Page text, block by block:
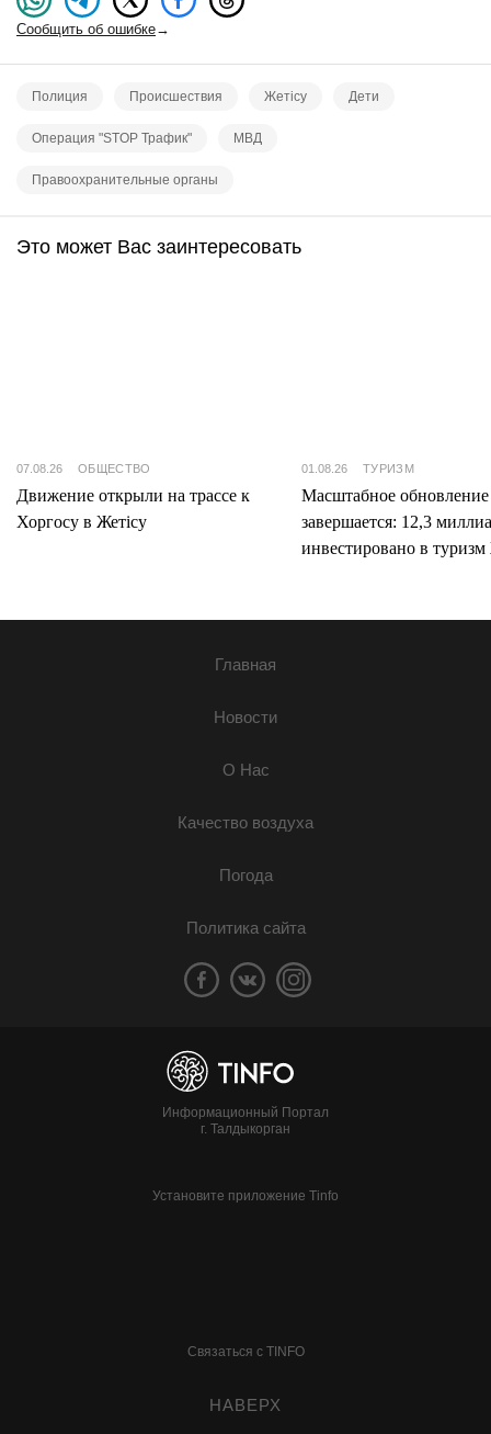
Сообщить об ошибке→
Полиция Происшествия Жетісу Дети
Операция "STOP Трафик" МВД
Правоохранительные органы
Это может Вас заинтересовать
07.08.26 ОБЩЕСТВО
Движение открыли на трассе к
Хоргосу в Жетісу
01.08.26 ТУРИЗМ
Масштабное
завершается: 12,3
инвестировано в туризм
Главная
Новости
О Нас
Качество воздуха
Погода
Политика сайта
Информационный Портал
г. Талдыкорган
Установите приложение Tinfo
Связаться с TINFO
НАВЕРХ